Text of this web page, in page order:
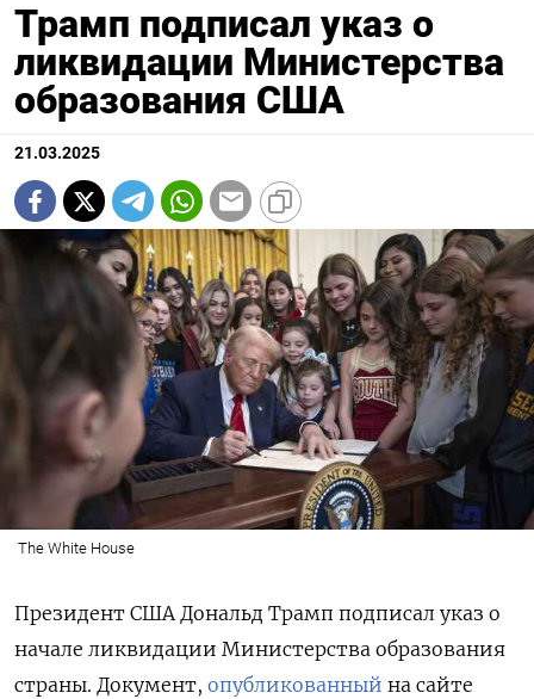
Трамп подписал указ о
ликвидации Министерства
образования США
21.03.2025
The White House
Президент США Дональд Трамп подписал указ о
начале ликвидации Министерства образования
страны. Документ, опубликованный на сайте